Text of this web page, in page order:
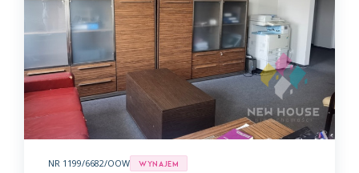
NR 1199/6682/OOW Wynajem